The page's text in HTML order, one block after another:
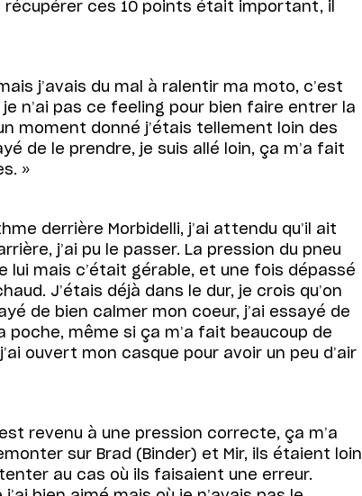
ces 10 points était important, il
j’avais du mal à ralentir ma moto, c’est
n’ai pas ce feeling pour bien faire entrer la
moment donné j’étais tellement loin des
de le prendre, je suis allé loin, ça m’a fait
»
derrière Morbidelli, j’ai attendu qu’il ait
j’ai pu le passer. La pression du pneu
lui mais c’était gérable, et une fois dépassé
J’étais déjà dans le dur, je crois qu’on
de bien calmer mon coeur, j’ai essayé de
poche, même si ça m’a fait beaucoup de
ouvert mon casque pour avoir un peu d’air
revenu à une pression correcte, ça m’a
sur Brad (Binder) et Mir, ils étaient loin
au cas où ils faisaient une erreur.